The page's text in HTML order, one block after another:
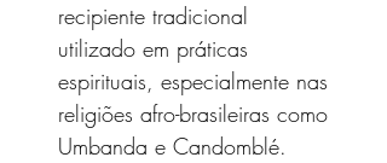
recipiente tradicional
utilizado em práticas
espirituais, especialmente nas
religiões afro-brasileiras como
Umbanda e Candomblé.